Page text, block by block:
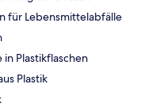
für Lebensmittelabfälle
Plastikflaschen
Plastik